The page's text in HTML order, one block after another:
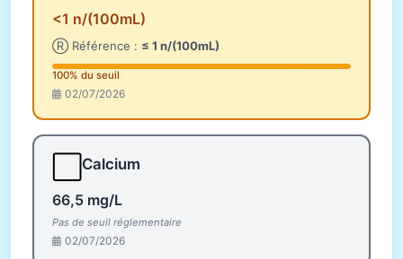
<1 n/(100mL)
Ⓡ Référence : ≤ 1 n/(100mL)
100% du seuil
02/07/2026
Calcium
66,5 mg/L
Pas de seuil réglementaire
02/07/2026